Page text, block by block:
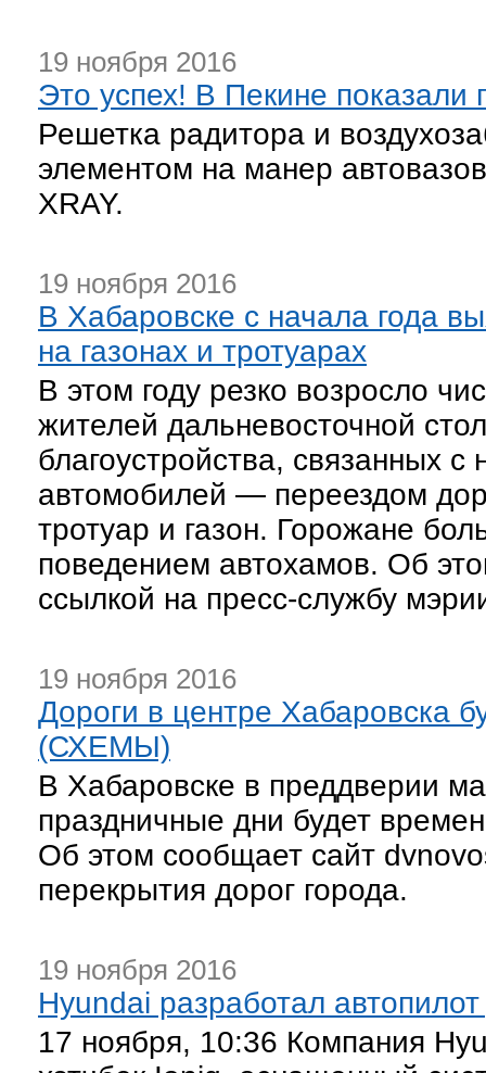
19 ноября 2016
Это успех! В Пекине
Решетка радитора и
элементом на манер
XRAY.
19 ноября 2016
В Хабаровске с начала года
на газонах и тротуарах
В этом году резко возросло
жителей дальневосточной
благоустройства, связанных
автомобилей — переездом
тротуар и газон. Горожане
поведением автохамов. Об
ссылкой на пресс-службу
19 ноября 2016
Дороги в центре Хабаровска
(СХЕМЫ)
В Хабаровске в преддверии
праздничные дни будет
Об этом сообщает сайт
перекрытия дорог города.
19 ноября 2016
Hyundai разработал
17 ноября, 10:36 Компания